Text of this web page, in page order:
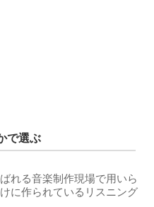
で選ぶ
れる音楽制作現場で用いら
に作られているリスニング